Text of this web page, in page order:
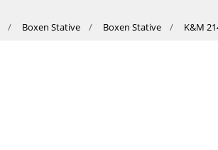
Boxen Stative Boxen Stative K&M